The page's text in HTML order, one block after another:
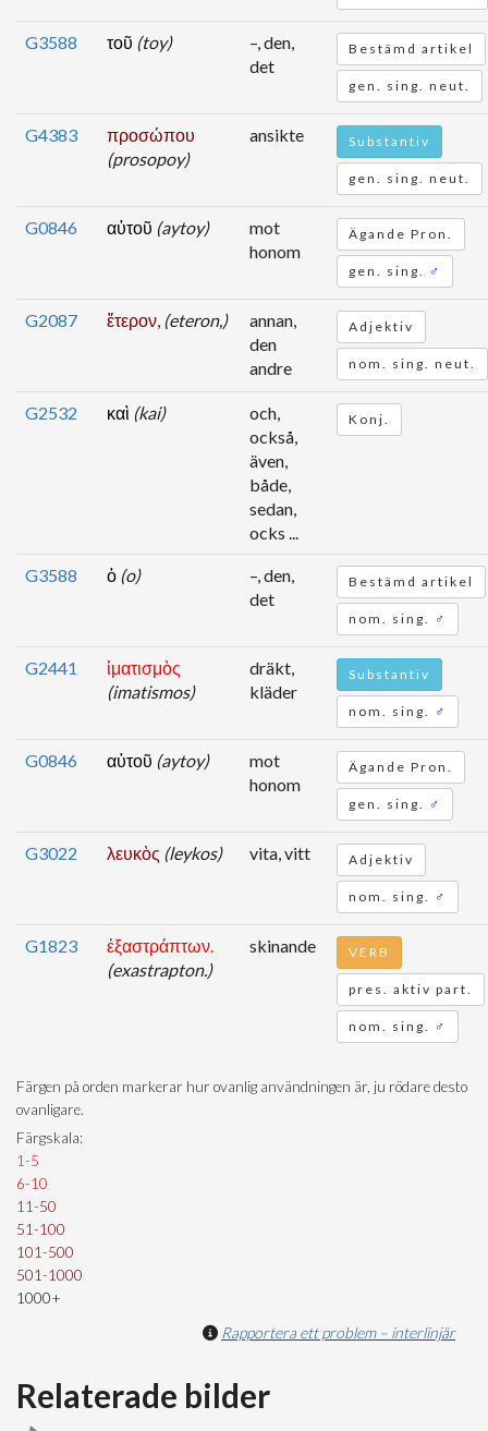
G3588 τοῦ (toy)
–, den,
det
Bestämd artikel
gen. sing. neut.
G4383
προσώπου
(prosopoy)
ansikte Substantiv
gen. sing. neut.
G0846 αὐτοῦ (aytoy)
mot
honom
Ägande Pron.
gen. sing. ♂
G2087 ἕτερον, (eteron,)
annan,
den
andre
Adjektiv
nom. sing. neut.
G2532 καὶ (kai)
och,
också,
även,
både,
sedan,
ocks ...
Konj.
G3588 ὁ (o)
–, den,
det
Bestämd artikel
nom. sing. ♂
G2441
ἱματισμὸς
(imatismos)
dräkt,
kläder
Substantiv
nom. sing. ♂
G0846 αὐτοῦ (aytoy)
mot
honom
Ägande Pron.
gen. sing. ♂
G3022 λευκὸς (leykos) vita, vitt Adjektiv
nom. sing. ♂
G1823
ἐξαστράπτων.
(exastrapton.)
skinande VERB
pres. aktiv part.
nom. sing. ♂
Färgen på orden markerar hur ovanlig användningen är, ju rödare desto
ovanligare.
Färgskala:
1-5
6-10
11-50
51-100
101-500
501-1000
1000+
Rapportera ett problem – interlinjär
Relaterade bilder